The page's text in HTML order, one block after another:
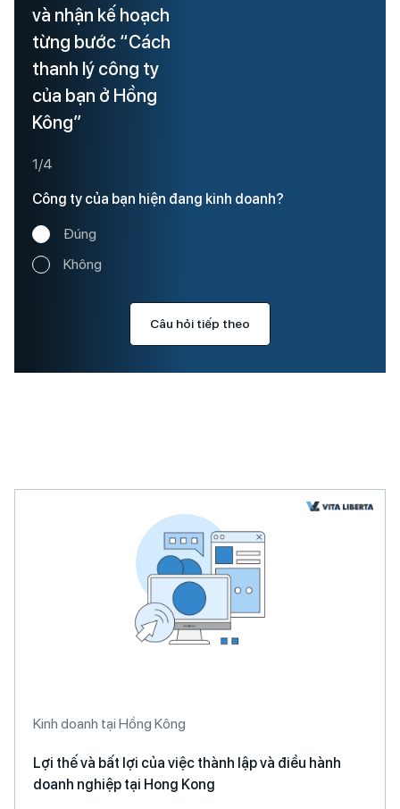
và nhận kế hoạch
từng bước “Cách
thanh lý công ty
của bạn ở Hồng
Kông”
1/4
Công ty của bạn hiện đang kinh doanh?
Đúng
Không
Câu hỏi tiếp theo
Kinh doanh tại Hồng Kông
Lợi thế và bất lợi của việc thành lập và điều hành
doanh nghiệp tại Hong Kong